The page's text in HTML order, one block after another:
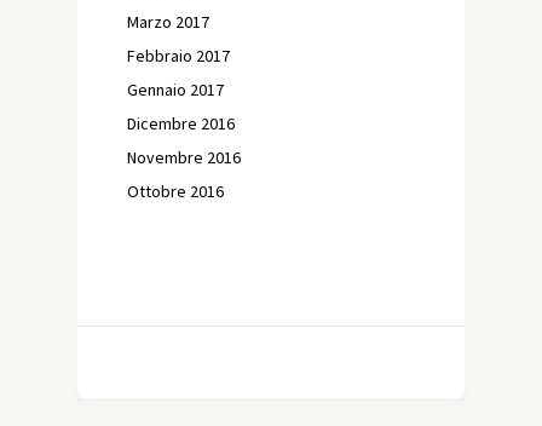
Marzo 2017
Febbraio 2017
Gennaio 2017
Dicembre 2016
Novembre 2016
Ottobre 2016